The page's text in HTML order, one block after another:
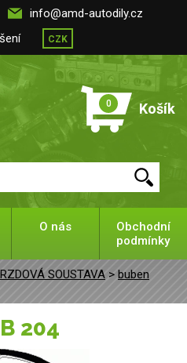
info@amd-autodily.cz
CZK
0 Košík
O nás
Obchodní
podmínky
SOUSTAVA > buben
204